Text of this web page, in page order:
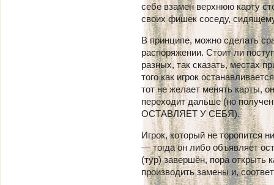
себе взамен верхнюю карту
своих фишек соседу,
В принципе, можно сделать
распоряжении. Стоит ли
разных, так сказать, местах
того как игрок
тот не желает менять карты,
переходит дальше (но
ОСТАВЛЯЕТ У СЕБЯ).
Игрок, который не торопится
— тогда он либо объявляет
(тур) завершён, пора открыть
производить замены и,